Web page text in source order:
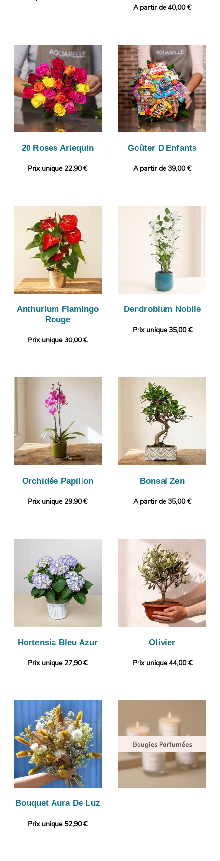
A partir de 40,00 €
20 Roses Arlequin
Prix unique 22,90 €
Goûter D'Enfants
A partir de 39,00 €
Anthurium Flamingo
Rouge
Prix unique 30,00 €
Dendrobium Nobile
Prix unique 35,00 €
Orchidée Papillon
Prix unique 29,90 €
Bonsaï Zen
A partir de 35,00 €
Hortensia Bleu Azur
Prix unique 27,90 €
Olivier
Prix unique 44,00 €
Bouquet Aura De Luz
Prix unique 52,90 €